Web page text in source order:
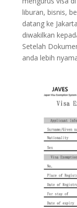
liburan, bisnis,
datang ke
diwakilkan
Setelah
anda lebih